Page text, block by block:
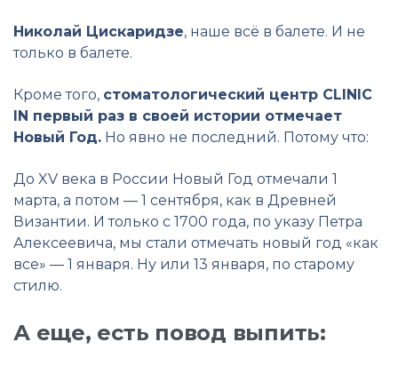
Николай Цискаридзе, наше всё в балете. И не
только в балете.
Кроме того, стоматологический центр CLINIC
IN первый раз в своей истории отмечает
Новый Год. Но явно не последний. Потому что:
До XV века в России Новый Год отмечали 1
марта, а потом — 1 сентября, как в Древней
Византии. И только с 1700 года, по указу Петра
Алексеевича, мы стали отмечать новый год «как
все» — 1 января. Ну или 13 января, по старому
стилю.
А еще, есть повод выпить: